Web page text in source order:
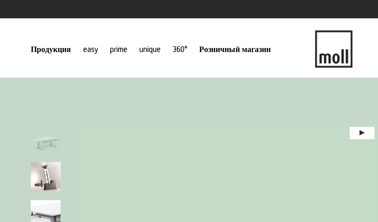
Продукция easy prime unique 360° Розничный магазин